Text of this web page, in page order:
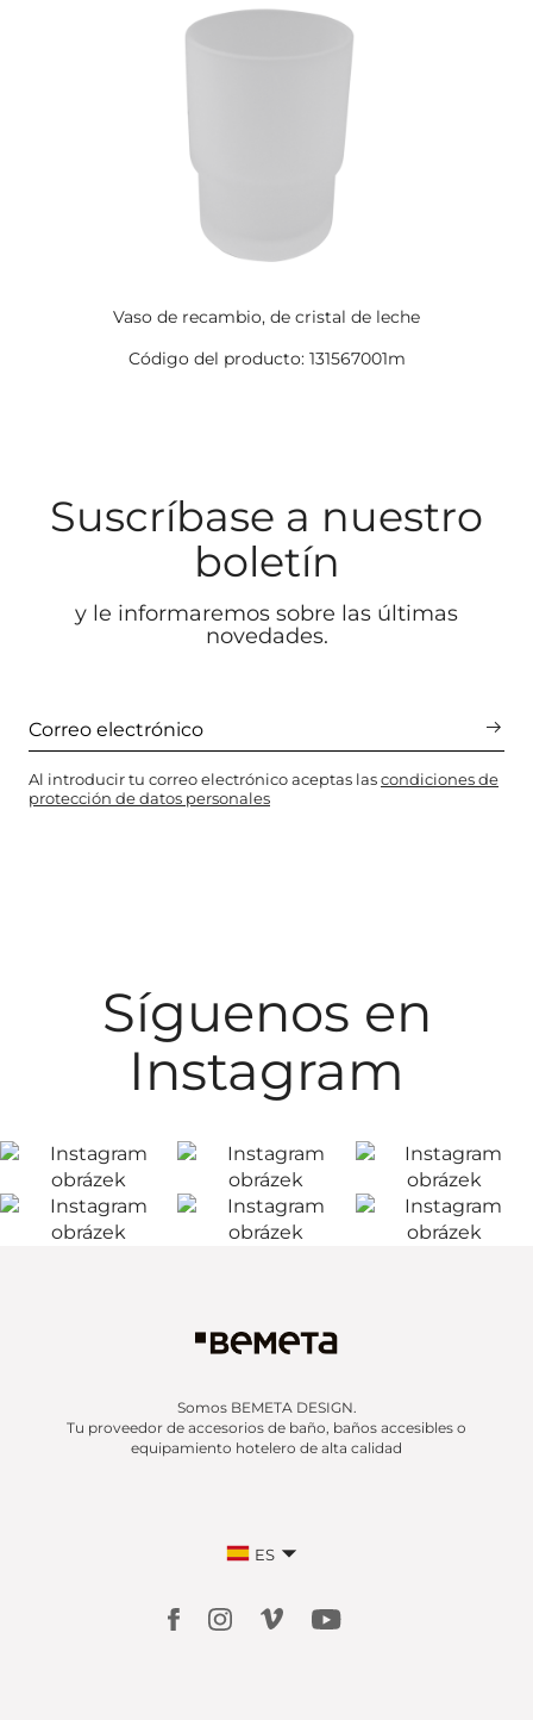
Vaso de recambio, de cristal de leche
Código del producto: 131567001m
Suscríbase a nuestro
boletín
y le informaremos sobre las últimas
novedades.
Al introducir tu correo electrónico aceptas lascondiciones de
protección de datos personales
Síguenos en
Instagram
Somos BEMETA DESIGN.
Tu proveedor de accesorios de baño, baños accesibles o
equipamiento hotelero de alta calidad
ES